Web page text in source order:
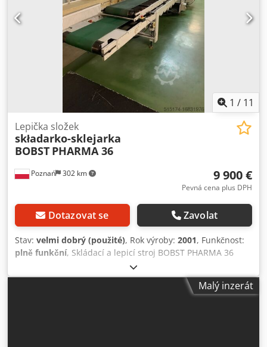
1 / 11
Poznań 302 km
Lepička složek
składarko-sklejarka
BOBST PHARMA 36
9 900 €
Pevná cena plus DPH
Dotazovat se Zavolat
Stav: velmi dobrý (použité), Rok výroby: 2001, Funkčnost:
plně funkční, Skládací a lepicí stroj BOBST PHARMA 36
Dksdpfeubztkox Ai Tor Rok výroby: 2001 na desce
EDIGRAPH S.A. Tovární číslo: bez výrobního štítku Systém
lepení: na kolečku - 1 bod Pena technická dokumentace
Malý inzerát